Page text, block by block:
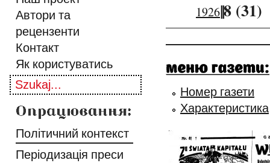
Автори та
рецензенти
Контакт
Як користуватись
Політичний контекст
Періодизація преси
1926||8 (31)
Номер газети
Характеристика